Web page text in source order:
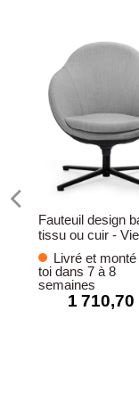
Fauteuil design
tissu ou cuir -
Livré et
toi dans 7 à 8
semaines
1 710,70